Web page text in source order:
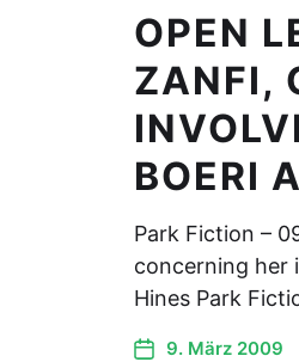
OPEN
ZANFI,
BOERI
Park Fiction –
concerning her
Hines Park
9. März 2009